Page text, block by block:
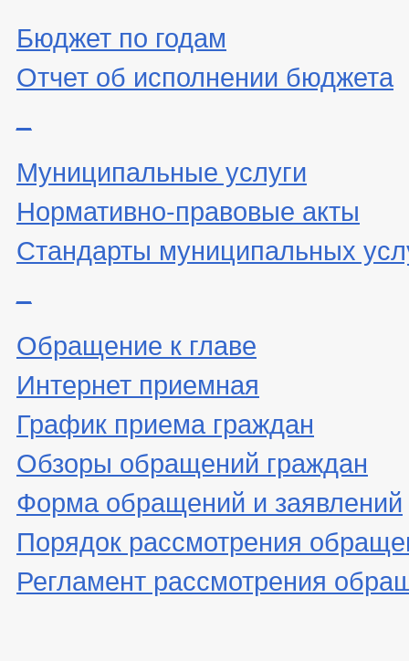
Бюджет по годам
Отчет об исполнении бюджета
Муниципальные услуги
Нормативно-правовые акты
Стандарты муниципальных
Обращение к главе
Интернет приемная
График приема граждан
Обзоры обращений граждан
Форма обращений и заявлений
Порядок рассмотрения
Регламент рассмотрения